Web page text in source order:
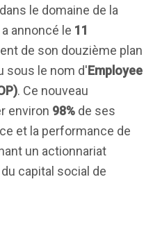
le domaine de la
annoncé le 11
de son douzième plan
sous le nom d'Employee
. Ce nouveau
environ 98% de ses
et la performance de
un actionnariat
du capital social de